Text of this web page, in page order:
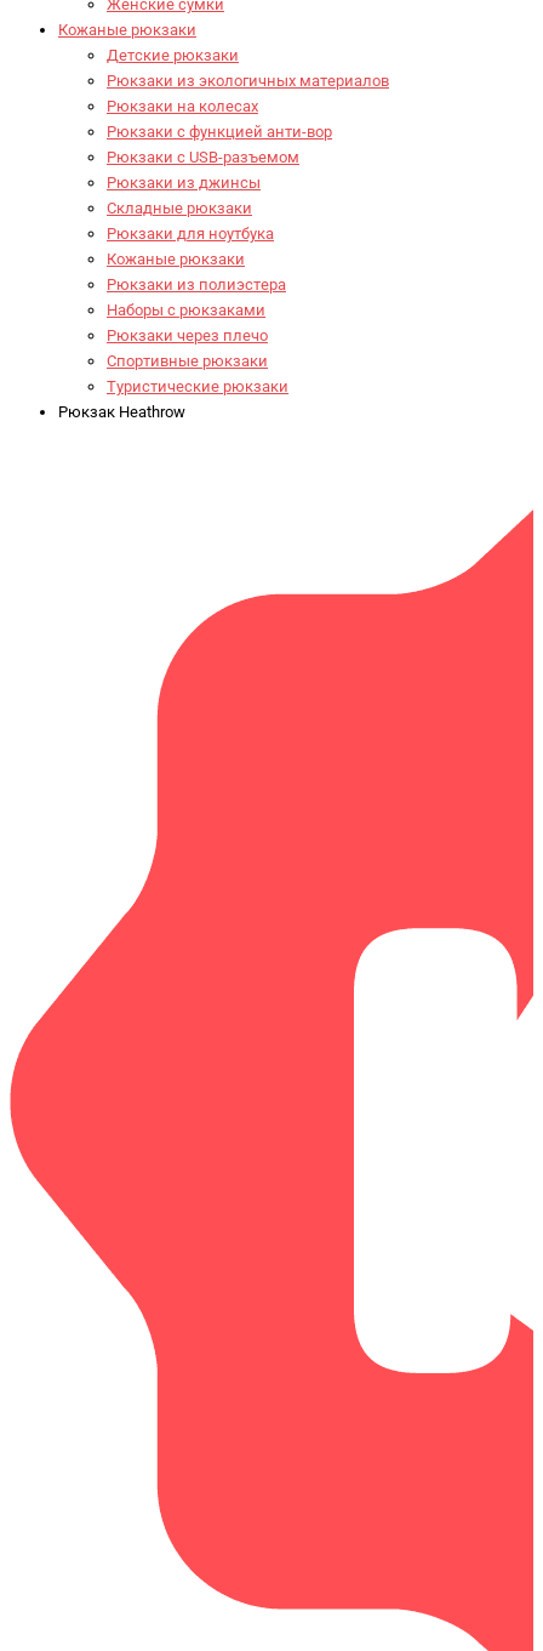
Женские сумки
Кожаные рюкзаки
Детские рюкзаки
Рюкзаки из экологичных материалов
Рюкзаки на колесах
Рюкзаки с функцией анти-вор
Рюкзаки с USB-разъемом
Рюкзаки из джинсы
Складные рюкзаки
Рюкзаки для ноутбука
Кожаные рюкзаки
Рюкзаки из полиэстера
Наборы с рюкзаками
Рюкзаки через плечо
Спортивные рюкзаки
Туристические рюкзаки
Рюкзак Heathrow